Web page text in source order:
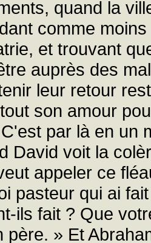
quand la
comme
et trouvant
auprès des
leur retour
son amour
par là en un
David voit la
appeler ce
pasteur qui ai
ils fait ? Que
père. » Et